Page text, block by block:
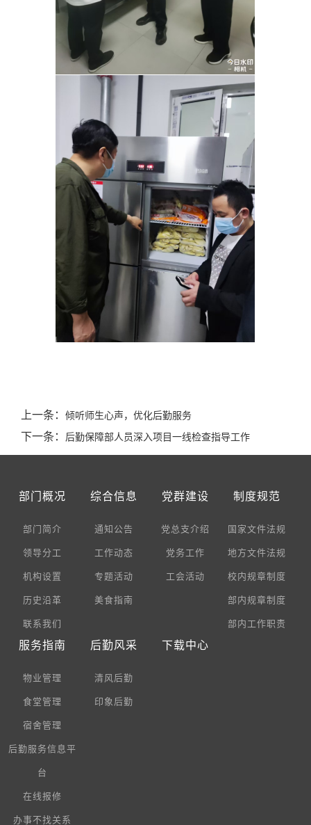
上一条： 倾听师生心声，优化后勤服务
下一条： 后勤保障部人员深入项目一线检查指导工作
部门概况
部门简介
领导分工
机构设置
历史沿革
联系我们
综合信息
通知公告
工作动态
专题活动
美食指南
党群建设
党总支介绍
党务工作
工会活动
制度规范
国家文件法规
地方文件法规
校内规章制度
部内规章制度
部内工作职责
服务指南
物业管理
食堂管理
宿舍管理
后勤服务信息平
台
在线报修
办事不找关系
后勤风采
清风后勤
印象后勤
下载中心